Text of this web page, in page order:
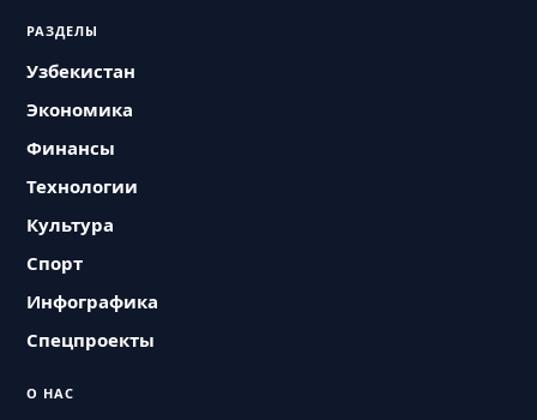
РАЗДЕЛЫ
Узбекистан
Экономика
Финансы
Технологии
Культура
Спорт
Инфографика
Спецпроекты
О НАС